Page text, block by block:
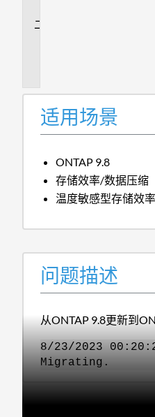
适用场景
ONTAP 9.8
存储效率/数据压缩
温度敏感型存储效率
问题描述
从ONTAP 9.8更新到
8/23/2023
Migrating.